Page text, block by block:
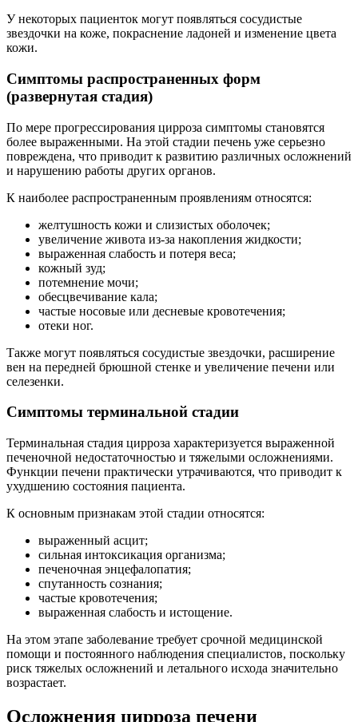
У некоторых пациенток могут появляться сосудистые
звездочки на коже, покраснение ладоней и изменение цвета
кожи.
Симптомы распространенных форм
(развернутая стадия)
По мере прогрессирования цирроза симптомы становятся
более выраженными. На этой стадии печень уже серьезно
повреждена, что приводит к развитию различных осложнений
и нарушению работы других органов.
К наиболее распространенным проявлениям относятся:
желтушность кожи и слизистых оболочек;
увеличение живота из-за накопления жидкости;
выраженная слабость и потеря веса;
кожный зуд;
потемнение мочи;
обесцвечивание кала;
частые носовые или десневые кровотечения;
отеки ног.
Также могут появляться сосудистые звездочки, расширение
вен на передней брюшной стенке и увеличение печени или
селезенки.
Симптомы терминальной стадии
Терминальная стадия цирроза характеризуется выраженной
печеночной недостаточностью и тяжелыми осложнениями.
Функции печени практически утрачиваются, что приводит к
ухудшению состояния пациента.
К основным признакам этой стадии относятся:
выраженный асцит;
сильная интоксикация организма;
печеночная энцефалопатия;
спутанность сознания;
частые кровотечения;
выраженная слабость и истощение.
На этом этапе заболевание требует срочной медицинской
помощи и постоянного наблюдения специалистов, поскольку
риск тяжелых осложнений и летального исхода значительно
возрастает.
Осложнения цирроза печени